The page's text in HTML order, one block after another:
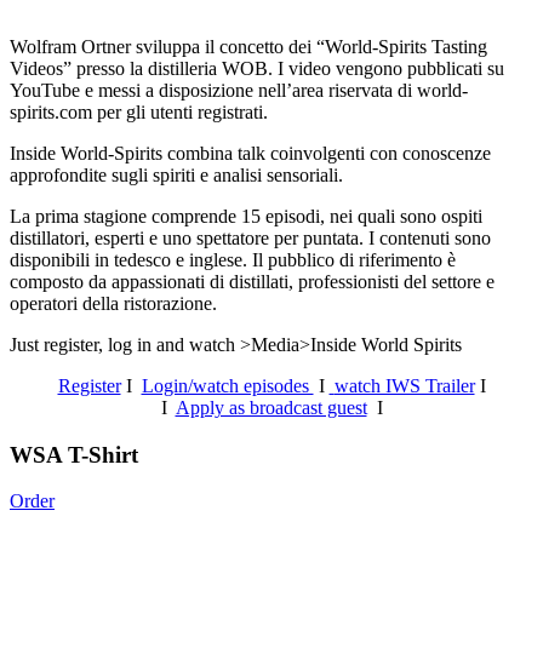
Wolfram Ortner sviluppa il concetto dei “World-Spirits Tasting
Videos” presso la distilleria WOB. I video vengono pubblicati su
YouTube e messi a disposizione nell’area riservata di world-
spirits.com per gli utenti registrati.
Inside World-Spirits combina talk coinvolgenti con conoscenze
approfondite sugli spiriti e analisi sensoriali.
La prima stagione comprende 15 episodi, nei quali sono ospiti
distillatori, esperti e uno spettatore per puntata. I contenuti sono
disponibili in tedesco e inglese. Il pubblico di riferimento è
composto da appassionati di distillati, professionisti del settore e
operatori della ristorazione.
Just register, log in and watch >Media>Inside World Spirits
RegisterI Login/watch episodes I watch IWS TrailerI
I Apply as broadcast guestI
WSA T-Shirt
Order